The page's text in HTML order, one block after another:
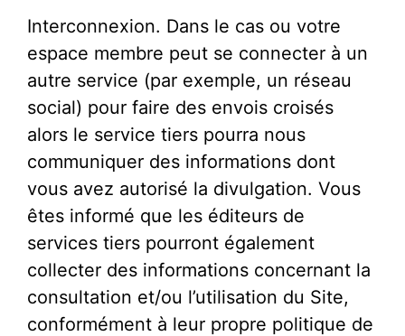
Interconnexion. Dans le cas ou votre
espace membre peut se connecter à un
autre service (par exemple, un réseau
social) pour faire des envois croisés
alors le service tiers pourra nous
communiquer des informations dont
vous avez autorisé la divulgation. Vous
êtes informé que les éditeurs de
services tiers pourront également
collecter des informations concernant la
consultation et/ou l’utilisation du Site,
conformément à leur propre politique de